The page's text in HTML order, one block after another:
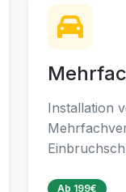
Installation
Ab 199€